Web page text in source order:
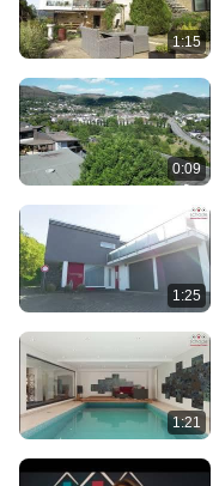
1:15
0:09
1:25
1:21